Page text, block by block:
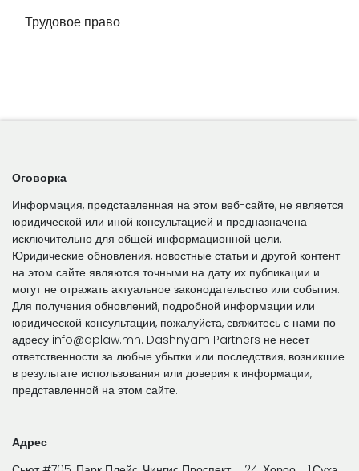
Трудовое право
Оговорка
Информация, представленная на этом веб-сайте, не является
юридической или иной консультацией и предназначена
исключительно для общей информационной цели.
Юридические обновления, новостные статьи и другой контент
на этом сайте являются точными на дату их публикации и
могут не отражать актуальное законодательство или события.
Для получения обновлений, подробной информации или
юридической консультации, пожалуйста, свяжитесь с нами по
адресу info@dplaw.mn. Dashnyam Partners не несет
ответственности за любые убытки или последствия, возникшие
в результате использования или доверия к информации,
представленной на этом сайте.
Адрес